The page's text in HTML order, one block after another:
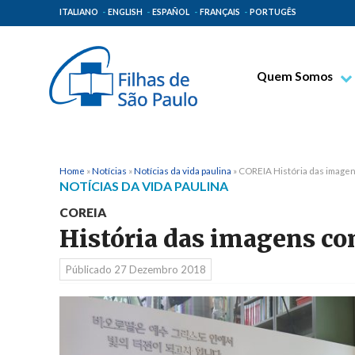
ITALIANO ENGLISH ESPAÑOL FRANÇAIS PORTUGÊS
Quem Somos
Governo Geral
Home »Notícias »Notícias da vida paulina » COREIA História das
NOTÍCIAS DA VIDA PAULINA
COREIA
História das imagens
Públicado 27 Dezembro 2018